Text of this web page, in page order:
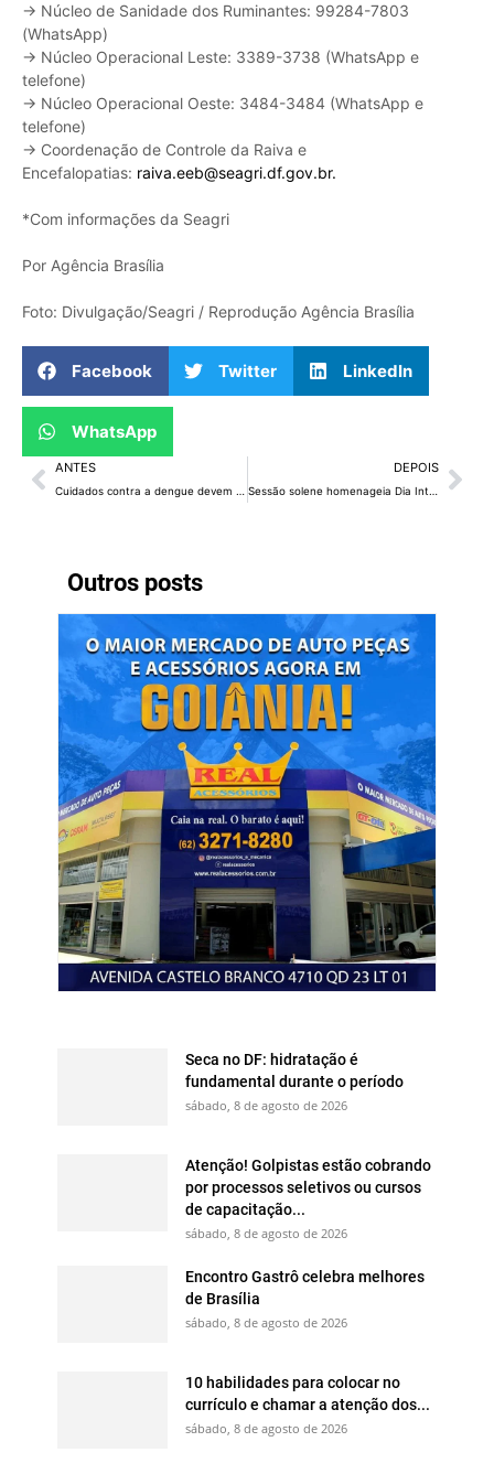
Outros posts
Seca no DF: hidratação é
fundamental durante o período
sábado, 8 de agosto de 2026
Atenção! Golpistas estão cobrando
por processos seletivos ou cursos
de capacitação...
sábado, 8 de agosto de 2026
Encontro Gastrô celebra melhores
de Brasília
sábado, 8 de agosto de 2026
10 habilidades para colocar no
currículo e chamar a atenção dos...
sábado, 8 de agosto de 2026
→ Núcleo de Sanidade dos Ruminantes: 99284-7803
(WhatsApp)
→ Núcleo Operacional Leste: 3389-3738 (WhatsApp e
telefone)
→ Núcleo Operacional Oeste: 3484-3484 (WhatsApp e
telefone)
→ Coordenação de Controle da Raiva e
Encefalopatias: raiva.eeb@seagri.df.gov.br.
*Com informações da Seagri
Por Agência Brasília
Foto: Divulgação/Seagri / Reprodução Agência Brasília
Facebook Twitter LinkedIn
WhatsApp
ANTES DEPOIS